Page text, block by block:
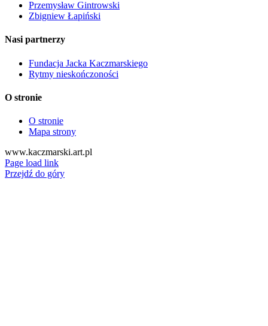
Przemysław Gintrowski
Zbigniew Łapiński
Nasi partnerzy
Fundacja Jacka Kaczmarskiego
Rytmy nieskończoności
O stronie
O stronie
Mapa strony
www.kaczmarski.art.pl
Page load link
Przejdź do góry